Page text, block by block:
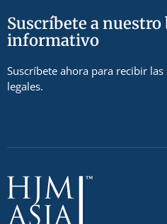
Suscríbete a
informativo
Suscríbete ahora para recibir
legales.